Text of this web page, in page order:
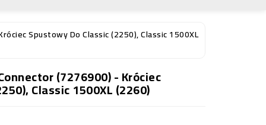
Spustowy Do Classic (2250), Classic 1500XL
(7276900) - Króciec
Classic 1500XL (2260)